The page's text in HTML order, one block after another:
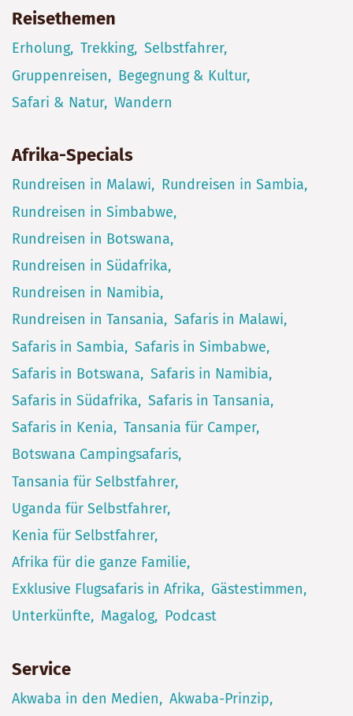
Reisethemen
Erholung Trekking Selbstfahrer
Gruppenreisen
Begegnung & Kultur
Safari & Natur Wandern
Afrika-Specials
Rundreisen in Malawi
Rundreisen in Sambia
Rundreisen in Simbabwe
Rundreisen in Botswana
Rundreisen in Südafrika
Rundreisen in Namibia
Rundreisen in Tansania
Safaris in Malawi
Safaris in Sambia
Safaris in Simbabwe
Safaris in Botswana
Safaris in Namibia
Safaris in Südafrika
Safaris in Tansania
Safaris in Kenia
Tansania für Camper
Botswana Campingsafaris
Tansania für Selbstfahrer
Uganda für Selbstfahrer
Kenia für Selbstfahrer
Afrika für die ganze Familie
Exklusive Flugsafaris in Afrika
Gästestimmen
Unterkünfte
Magalog Podcast
Service
Akwaba in den Medien
Akwaba-Prinzip